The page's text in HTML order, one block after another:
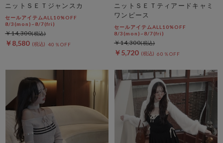
ニットＳＥＴジャンスカ
セールアイテムALL10%OFF
8/3(mon)~8/7(fri)
￥8,580 40％OFF
￥14,300
ニットＳＥＴティアードキャミ
ワンピース
セールアイテムALL10%OFF
8/3(mon)~8/7(fri)
￥5,720 60％OFF
￥14,300